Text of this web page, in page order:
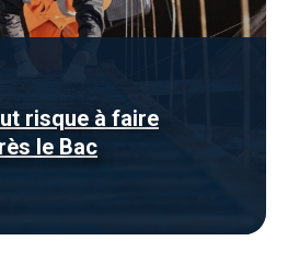
risque à faire
le Bac